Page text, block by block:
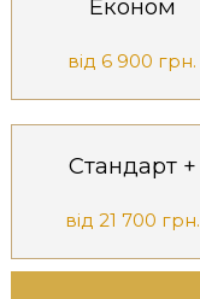
Економ
від 6 900 грн.
Стандарт +
від 21 700 грн.